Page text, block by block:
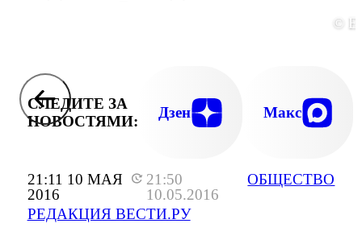
21:11 10 МАЯ
2016
21:50
10.05.2016
РЕДАКЦИЯ ВЕСТИ.РУ
ОБЩЕСТВО
©
СЛЕДИТЕ ЗА
НОВОСТЯМИ:
Дзен Макс